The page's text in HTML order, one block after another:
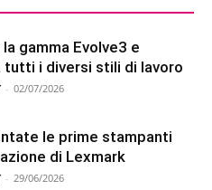
gamma Evolve3 e
tutti i diversi stili di lavoro
- 02/07/2026
le prime stampanti
di Lexmark
- 29/06/2026